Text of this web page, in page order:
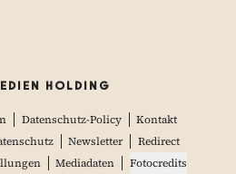
HOLDING
Datenschutz-Policy
Kontakt
Newsletter
Redirect
Mediadaten Fotocredits